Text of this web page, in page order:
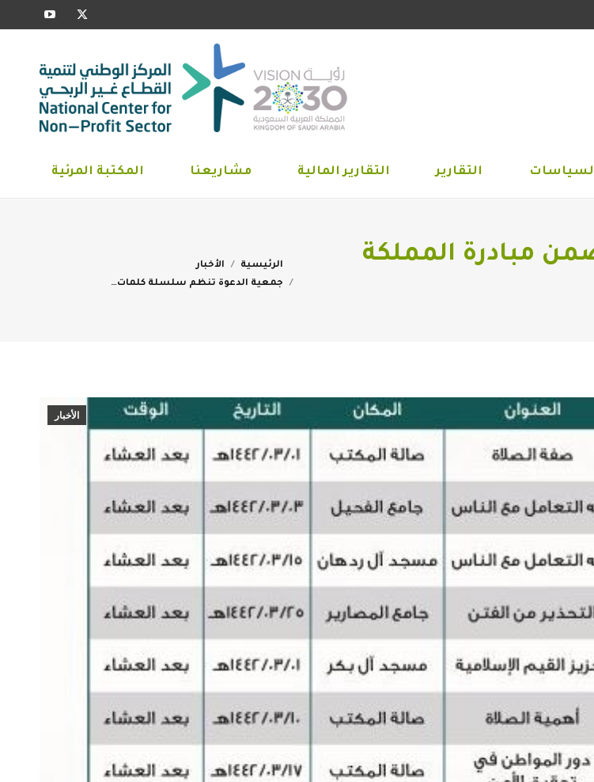
X
opens
in
new
window
opens
in
new
window
التقارير التقارير المالية مشاريعنا المكتبة المرئية
مبادرة المملكة
You are here:
الرئيسية
الأخبار
جمعية الدعوة تنظم سلسلة كلمات…
الأخبار
والسياسات التقارير التقارير المالية مشاريعنا المكتبة المرئية